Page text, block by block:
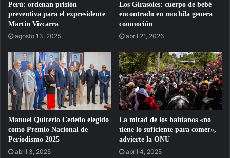
Perú: ordenan prisión
preventiva para el expresidente
Martín Vizcarra
agosto 13, 2025
Los Girasoles: cuerpo de bebé
encontrado en mochila genera
conmoción
abril 21, 2026
Manuel Quiterio Cedeño elegido
como Premio Nacional de
Periodismo 2025
abril 3, 2025
La mitad de los haitianos «no
tiene lo suficiente para comer»,
advierte la ONU
abril 4, 2025